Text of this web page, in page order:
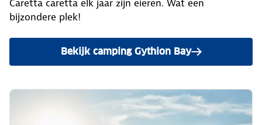
Caretta caretta elk jaar zijn eieren. Wat een
bijzondere plek!
Bekijk camping Gythion Bay